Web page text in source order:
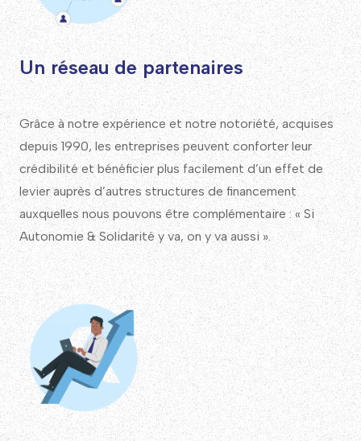
Un réseau de partenaires
Grâce à notre expérience et notre notoriété, acquises
depuis 1990, les entreprises peuvent conforter leur
crédibilité et bénéficier plus facilement d’un effet de
levier auprès d’autres structures de financement
auxquelles nous pouvons être complémentaire : « Si
Autonomie & Solidarité y va, on y va aussi ».